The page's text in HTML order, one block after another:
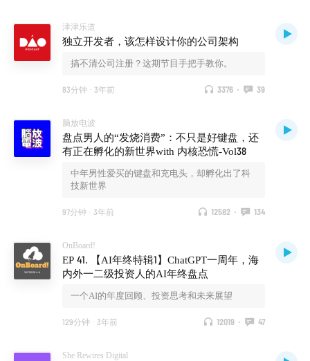
津津乐道
独立开发者，该怎样设计你的公司架构
搞不清公司注册？这期节目手把手教你。
83分钟 · 3年前 3376 · 39
脑放电波
盘点男人的“发烧消费”：不只是好键盘，还
有正在孵化的新世界with 内核恐慌-Vol38
中年男性爱买的键盘和充电头，却孵化出了科
技新世界
97分钟 · 3年前 12582 · 134
OnBoard!
EP 41. 【AI年终特辑1】ChatGPT一周年，海
内外一二级投资人的AI年终盘点
一个AI的年度回顾、投资思考和未来展望
129分钟 · 3年前 12019 · 47
She Rewires Digital